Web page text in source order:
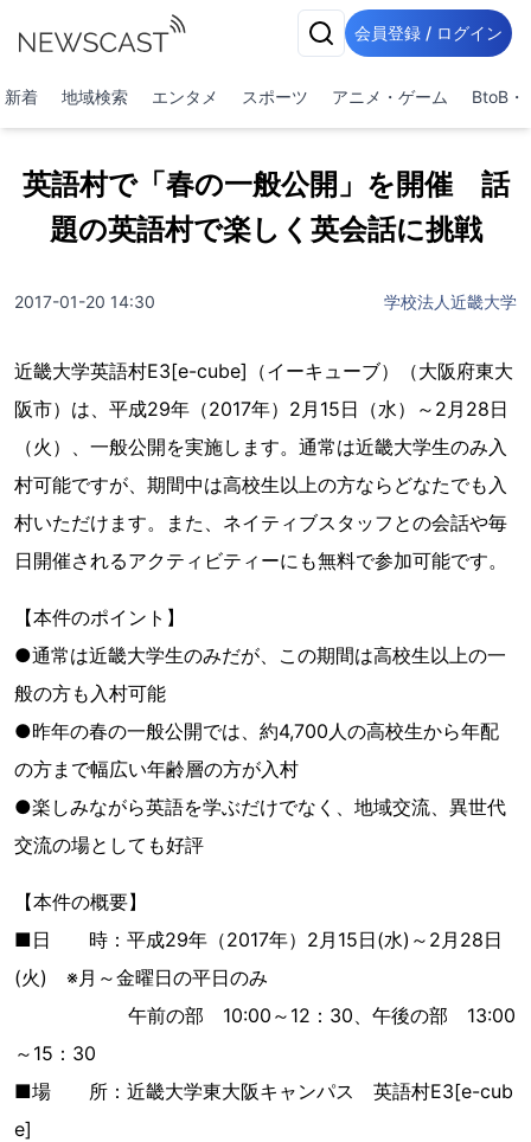
会員登録 / ログイン
新着 地域検索 エンタメ スポーツ アニメ・ゲーム BtoB・
英語村で「春の一般公開」を開催 話
題の英語村で楽しく英会話に挑戦
2017-01-20 14:30 学校法人近畿大学
近畿大学英語村E3[e-cube]（イーキューブ）（大阪府東大
阪市）は、平成29年（2017年）2月15日（水）～2月28日
（火）、一般公開を実施します。通常は近畿大学生のみ入
村可能ですが、期間中は高校生以上の方ならどなたでも入
村いただけます。また、ネイティブスタッフとの会話や毎
日開催されるアクティビティーにも無料で参加可能です。
【本件のポイント】
●通常は近畿大学生のみだが、この期間は高校生以上の一
般の方も入村可能
●昨年の春の一般公開では、約4,700人の高校生から年配
の方まで幅広い年齢層の方が入村
●楽しみながら英語を学ぶだけでなく、地域交流、異世代
交流の場としても好評
【本件の概要】
■日 時：平成29年（2017年）2月15日(水)～2月28日
(火) ※月～金曜日の平日のみ
午前の部 10:00～12：30、午後の部 13:00
～15：30
■場 所：近畿大学東大阪キャンパス 英語村E3[e-cub
e]